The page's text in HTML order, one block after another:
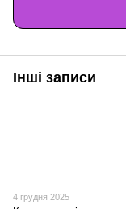
Інші записи
4 грудня 2025